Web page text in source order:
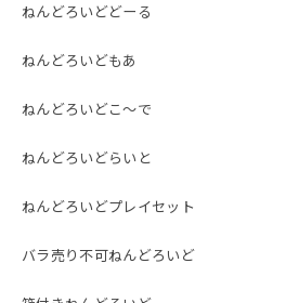
ねんどろいどどーる
ねんどろいどもあ
ねんどろいどこ～で
ねんどろいどらいと
ねんどろいどプレイセット
バラ売り不可ねんどろいど